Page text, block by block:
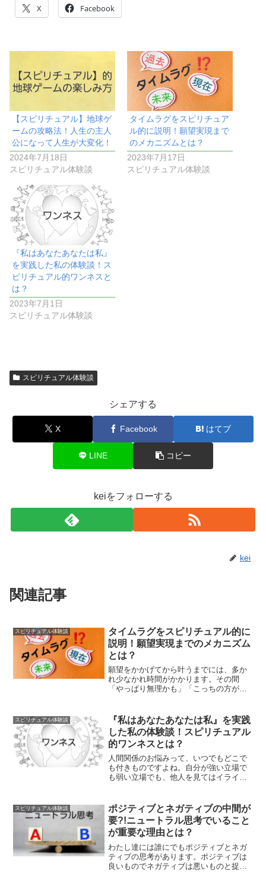
X Facebook
【スピリチュアル】地球ゲ
ームの攻略法！人生の主人
公になって人生が大変化！
2024年7月18日
スピリチュアル体験談
タイムラグをスピリチュア
ル的に説明！願望実現まで
のメカニズムとは？
2023年7月17日
スピリチュアル体験談
『私はあなたあなたは私』
を実践した私の体験談！ス
ピリチュアル的ワンネスと
は？
2023年7月1日
スピリチュアル体験談
スピリチュアル体験談
シェアする
X Facebook はてブ
LINE コピー
keiをフォローする
kei
関連記事
スピリチュアル体験談
タイムラグをスピリチュアル的に
説明！願望実現までのメカニズム
とは？
願望をかかげてから叶うまでには、多か
れ少なかれ時間がかかります。その間
「やっぱり無理かも」「こっちの方が良
と、紆余曲折し始めます。今回は タイム
ラグのスピリチュアルな意...
スピリチュアル体験談
『私はあなたあなたは私』を実践
した私の体験談！スピリチュアル
的ワンネスとは？
人間関係のお悩みって、いつでもどこで
も付きものですよね。自分が強い立場で
も弱い立場でも、他人を見てはイライラ
と、他人に対する不平不満は不思議とな
くなってしまいます。今回...
スピリチュアル体験談
ポジティブとネガティブの中間が
要?!ニュートラル思考でいること
が重要な理由とは？
わたし達には誰にでもポジティブとネガ
ティブの思考があります。ポジティブは
良いものでネガティブは悪いものと捉え